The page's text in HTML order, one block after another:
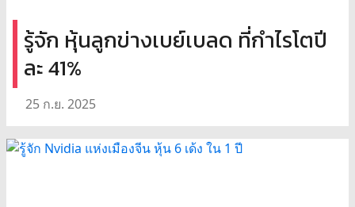
รู้จัก หุ้นลูกข่างเบย์เบลด ที่กำไรโตปี
ละ 41%
25 ก.ย. 2025